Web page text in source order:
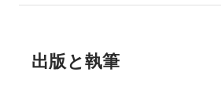
出版と執筆